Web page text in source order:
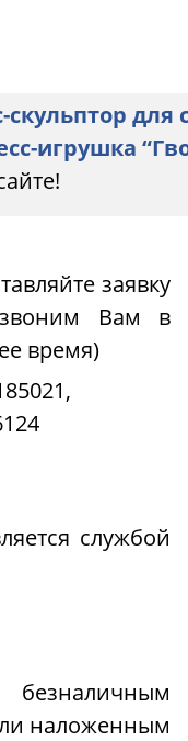
скульптор
игрушка
заявку
Вам в
время)
службой
наложенным